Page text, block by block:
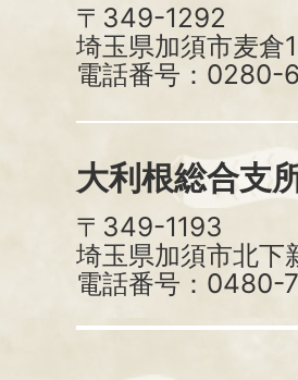
〒349-1292
埼玉県加須市麦倉
電話番号：0280-
大利根総合支
〒349-1193
埼玉県加須市北下
電話番号：0480-